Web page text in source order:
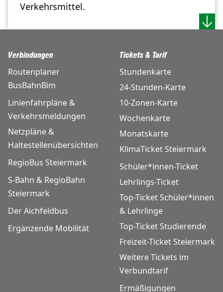
Verkehrsmittel.
Verbindungen
Routenplaner
BusBahnBim
Linienfahrpläne &
Verkehrsmeldungen
Netzpläne &
Haltestellenübersichten
RegioBus Steiermark
S-Bahn & RegioBahn
Steiermark
Der Aichfeldbus
Ergänzende Mobilität
Tickets & Tarif
Stundenkarte
24-Stunden-Karte
10-Zonen-Karte
Wochenkarte
Monatskarte
KlimaTicket Steiermark
Schüler*innen-Ticket
Lehrlings-Ticket
Top-Ticket Schüler*innen
& Lehrlinge
Top-Ticket Studierende
Freizeit-Ticket Steiermark
Weitere Tickets im
Verbundtarif
Ermäßigungen